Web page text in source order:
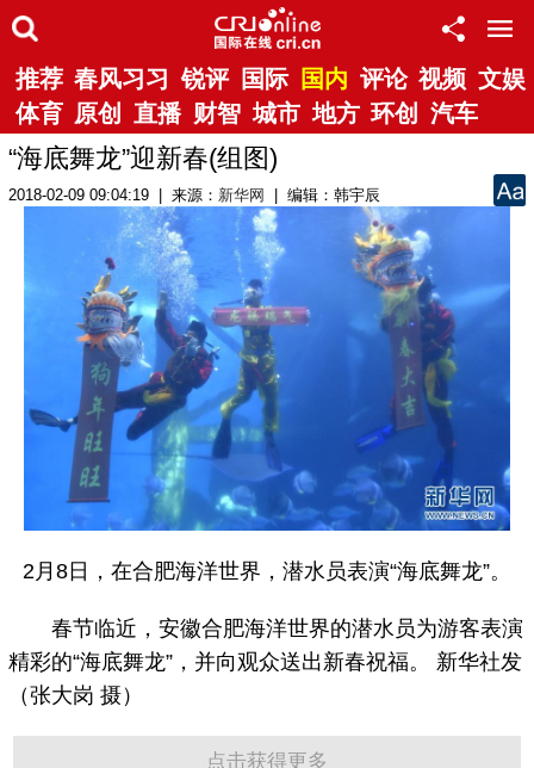
推荐 春风习习 锐评 国际 国内 评论 视频 文娱
体育 原创 直播 财智 城市 地方 环创 汽车
“海底舞龙”迎新春(组图)
2018-02-09 09:04:19 | 来源： 新华网 | 编辑：韩宇辰
2月8日，在合肥海洋世界，潜水员表演“海底舞龙”。
春节临近，安徽合肥海洋世界的潜水员为游客表演
精彩的“海底舞龙”，并向观众送出新春祝福。 新华社发
（张大岗 摄）
点击获得更多